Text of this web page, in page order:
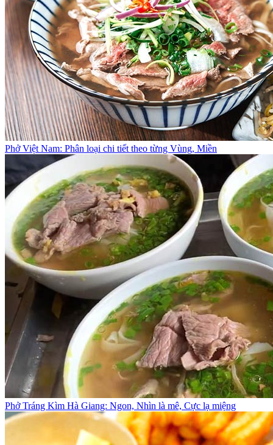
Phở Việt Nam: Phân loại chi tiết theo từng Vùng, Miền
Phở Tráng Kìm Hà Giang: Ngon, Nhìn là mê, Cực lạ miệng